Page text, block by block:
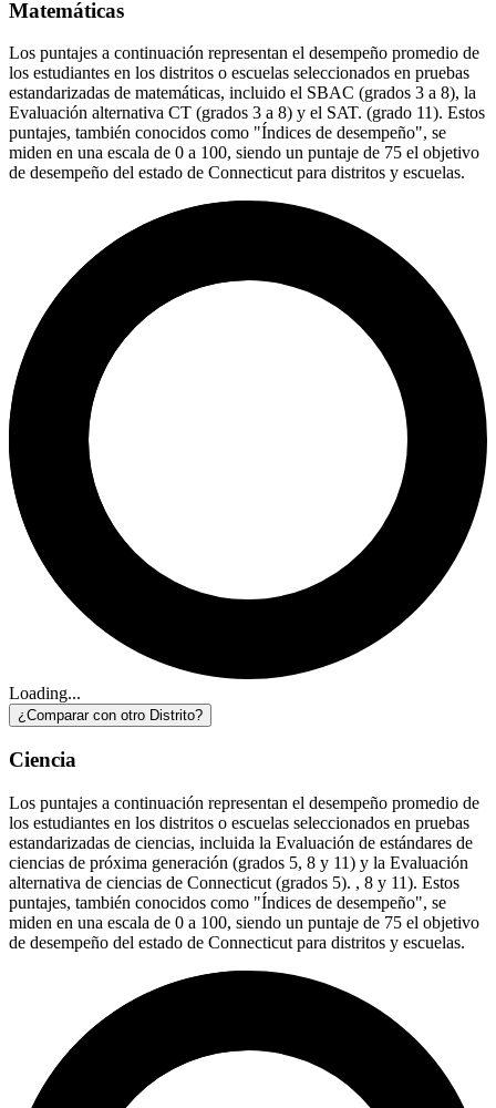
Matemáticas
Los puntajes a continuación representan el desempeño promedio de
los estudiantes en los distritos o escuelas seleccionados en pruebas
estandarizadas de matemáticas, incluido el SBAC (grados 3 a 8), la
Evaluación alternativa CT (grados 3 a 8) y el SAT. (grado 11). Estos
puntajes, también conocidos como "Índices de desempeño", se
miden en una escala de 0 a 100, siendo un puntaje de 75 el objetivo
de desempeño del estado de Connecticut para distritos y escuelas.
Loading...
¿Comparar con otro Distrito?
Ciencia
Los puntajes a continuación representan el desempeño promedio de
los estudiantes en los distritos o escuelas seleccionados en pruebas
estandarizadas de ciencias, incluida la Evaluación de estándares de
ciencias de próxima generación (grados 5, 8 y 11) y la Evaluación
alternativa de ciencias de Connecticut (grados 5). , 8 y 11). Estos
puntajes, también conocidos como "Índices de desempeño", se
miden en una escala de 0 a 100, siendo un puntaje de 75 el objetivo
de desempeño del estado de Connecticut para distritos y escuelas.